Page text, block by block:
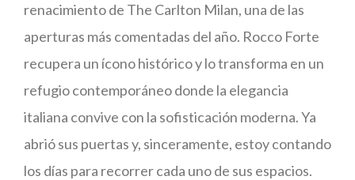
renacimiento de The Carlton Milan, una de las
aperturas más comentadas del año. Rocco Forte
recupera un ícono histórico y lo transforma en un
refugio contemporáneo donde la elegancia
italiana convive con la sofisticación moderna. Ya
abrió sus puertas y, sinceramente, estoy contando
los días para recorrer cada uno de sus espacios.